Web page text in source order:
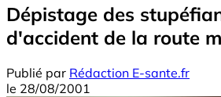
Dépistage des
d'accident de la route
Publié par Rédaction E-sante.fr
le 28/08/2001